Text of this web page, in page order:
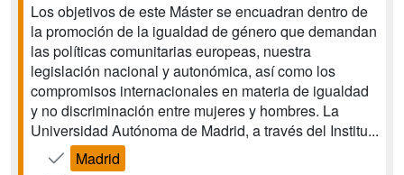
Los objetivos de este Máster se encuadran dentro de
la promoción de la igualdad de género que demandan
las políticas comunitarias europeas, nuestra
legislación nacional y autonómica, así como los
compromisos internacionales en materia de igualdad
y no discriminación entre mujeres y hombres. La
Universidad Autónoma de Madrid, a través del Institu...
Madrid